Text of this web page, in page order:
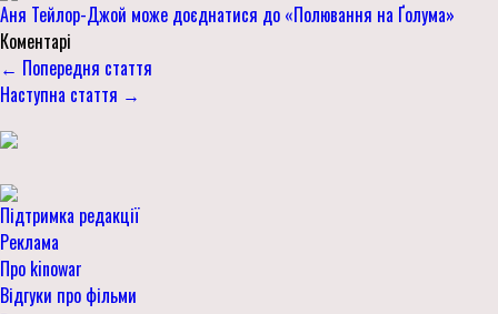
Аня Тейлор-Джой може доєднатися до «Полювання на Ґолума»
Коментарі
← Попередня стаття
Наступна стаття →
Підтримка редакції
Реклама
Про kinowar
Відгуки про фільми